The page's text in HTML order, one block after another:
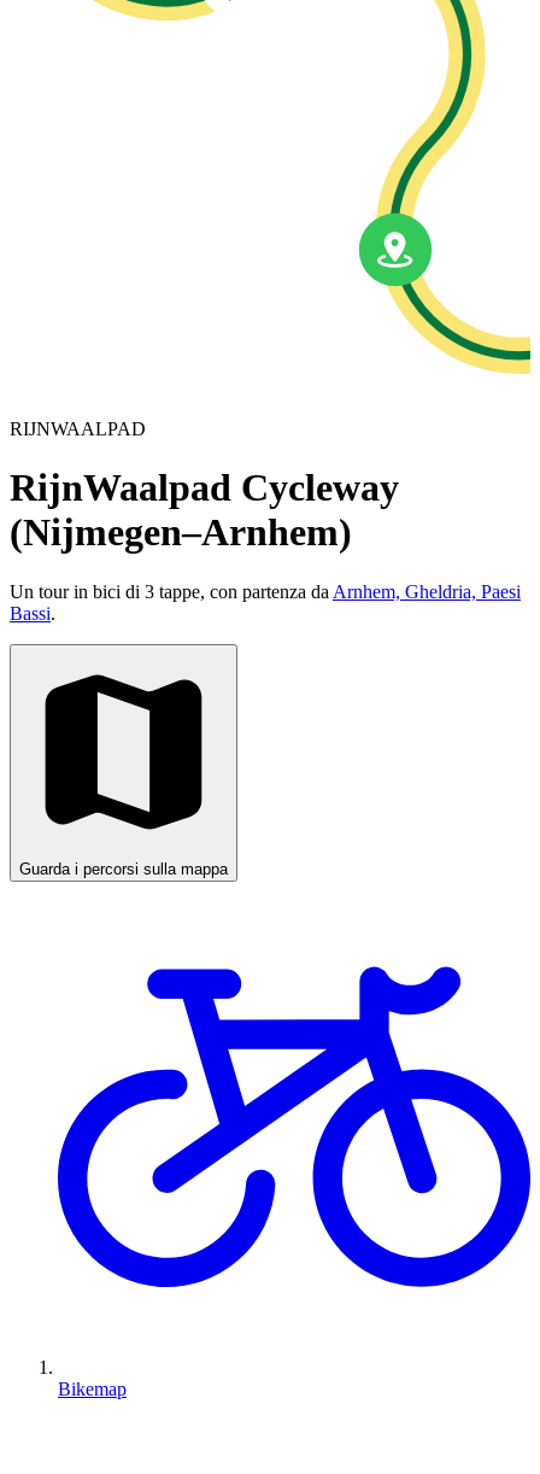
RIJNWAALPAD
RijnWaalpad Cycleway
(Nijmegen–Arnhem)
Un tour in bici di 3 tappe, con partenza da Arnhem, Gheldria, Paesi
Bassi.
Guarda i percorsi sulla mappa
Bikemap